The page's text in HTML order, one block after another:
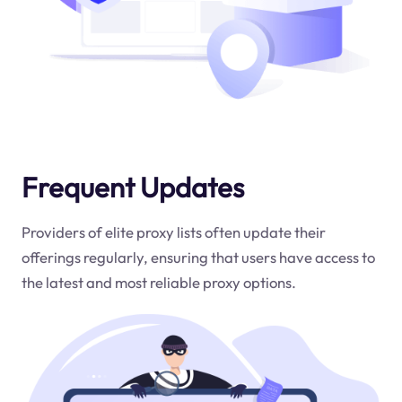
Frequent Updates
Providers of elite proxy lists often update their
offerings regularly, ensuring that users have access to
the latest and most reliable proxy options.